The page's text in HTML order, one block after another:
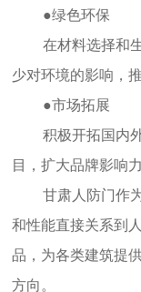
●绿色环保
在材料选择和
少对环境的影响，
●市场拓展
积极开拓国内
目，扩大品牌影响
甘肃人防门作
和性能直接关系到
品，为各类建筑提
方向。